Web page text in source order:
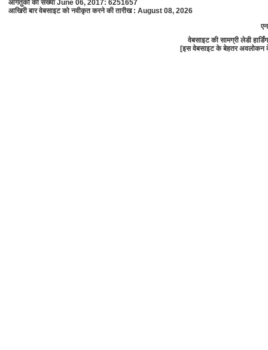
आगंतुकों की संख्या June 06, 2017: 6251657
आखिरी बार वेबसाइट को नवीकृत करने की तारीख : August 08, 2026
वेबसाइट की सामग्री लेडी
[इस वेबसाइट के बेहतर अवलोकन